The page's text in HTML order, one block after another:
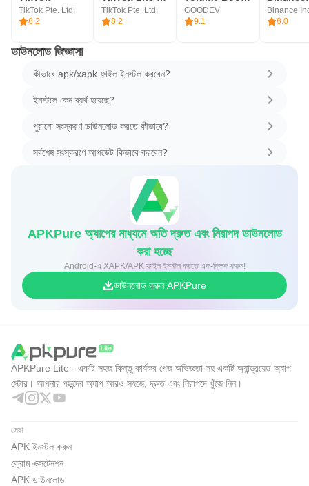
TikTok Pte. Ltd.
8.2
TikTok Pte. Ltd.
8.2
GOODEV
9.1
Binance
8.0
ডাউনলোড জিজ্ঞাসা
কীভাবে apk/xapk ফাইল ইনস্টল করবেন?
ইনস্টলে কেন ব্যর্থ হয়েছে?
পুরানো সংস্করণ ডাউনলোড করতে কীভাবে?
সর্বশেষ সংস্করণে আপডেট কিভাবে করবেন?
APKPure অ্যাপের মাধ্যমে অতি দ্রুত এবং নিরাপদ ডাউনলোড
করা হচ্ছে
Android-এ XAPK/APK ফাইল ইনস্টল করতে এক-ক্লিক করুন!
ডাউনলোড করুন APKPure
APKPure Lite - একটি সহজ কিন্তু কার্যকর পেজ অভিজ্ঞতা সহ একটি অ্যান্ড্রয়েড অ্যাপ
স্টোর। আপনার পছন্দের অ্যাপ আরও সহজে, দ্রুত এবং নিরাপদে খুঁজে নিন।
সেবা
APK ইনস্টল করুন
ক্রোম এক্সটেনশন
APK ডাউনলোড